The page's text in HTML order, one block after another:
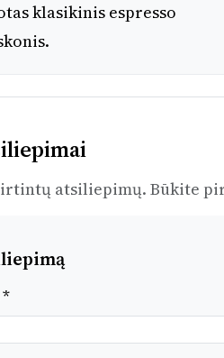
klasikinis espresso
atsiliepimų. Būkite